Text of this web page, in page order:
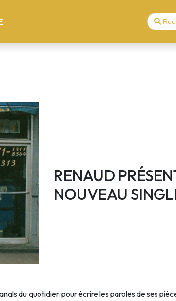
RENAUD
NOUVEAU
du quotidien pour écrire les paroles de ses